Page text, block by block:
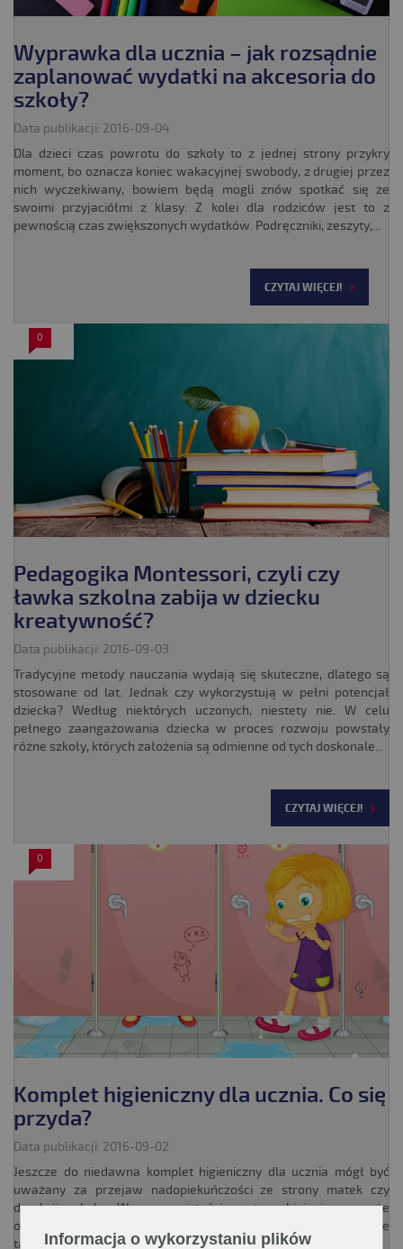
Wyprawka dla ucznia – jak rozsądnie
zaplanować wydatki na akcesoria do
szkoły?
Data publikacji: 2016-09-04
Dla dzieci czas powrotu do szkoły to z jednej strony przykry
moment, bo oznacza koniec wakacyjnej swobody, z drugiej przez
nich wyczekiwany, bowiem będą mogli znów spotkać się ze
swoimi przyjaciółmi z klasy. Z kolei dla rodziców jest to z
pewnością czas zwiększonych wydatków. Podręczniki, zeszyty,...
CZYTAJ WIĘCEJ!
0
Pedagogika Montessori, czyli czy
ławka szkolna zabija w dziecku
kreatywność?
Data publikacji: 2016-09-03
Tradycyjne metody nauczania wydają się skuteczne, dlatego są
stosowane od lat. Jednak czy wykorzystują w pełni potencjał
dziecka? Według niektórych uczonych, niestety nie. W celu
pełnego zaangażowania dziecka w proces rozwoju powstały
różne szkoły, których założenia są odmienne od tych doskonale...
CZYTAJ WIĘCEJ!
0
Komplet higieniczny dla ucznia. Co się
przyda?
Data publikacji: 2016-09-02
Jeszcze do niedawna komplet higieniczny dla ucznia mógł być
uważany za przejaw nadopiekuńczości ze strony matek czy
dyrekcji szkoły. W rzeczywistości, zestaw higieniczny może
odegrać ogromną rolę nie tylko w kwestii edukacji ucznia, ale
także jego zdrowia.
Informacja o wykorzystaniu plików